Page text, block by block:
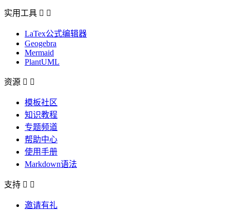
实用工具  
LaTex公式编辑器
Geogebra
Mermaid
PlantUML
资源  
模板社区
知识教程
专题频道
帮助中心
使用手册
Markdown语法
支持  
邀请有礼